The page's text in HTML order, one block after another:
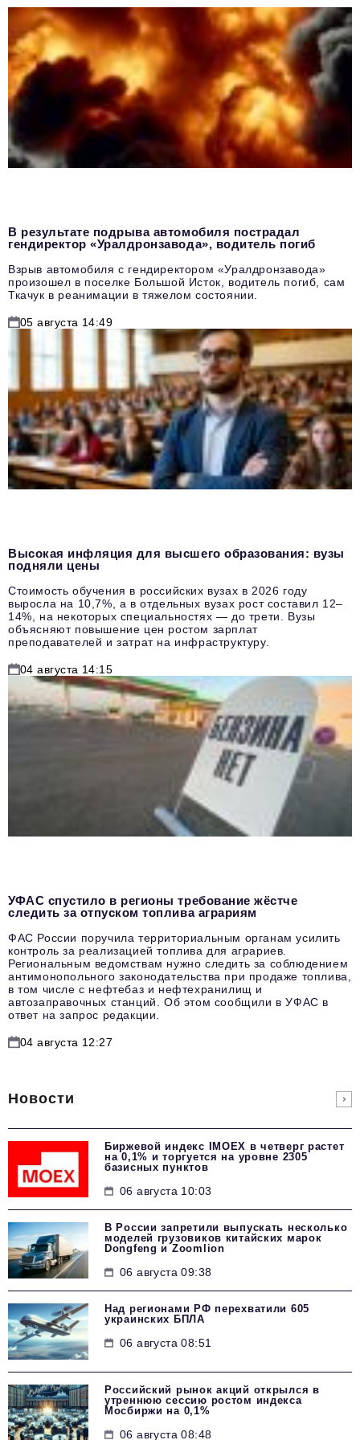
В результате подрыва автомобиля пострадал
гендиректор «Уралдронзавода», водитель погиб
Взрыв автомобиля с гендиректором «Уралдронзавода»
произошел в поселке Большой Исток, водитель погиб, сам
Ткачук в реанимации в тяжелом состоянии.
05 августа 14:49
Высокая инфляция для высшего образования: вузы
подняли цены
Стоимость обучения в российских вузах в 2026 году
выросла на 10,7%, а в отдельных вузах рост составил 12–
14%, на некоторых специальностях — до трети. Вузы
объясняют повышение цен ростом зарплат
преподавателей и затрат на инфраструктуру.
04 августа 14:15
УФАС спустило в регионы требование жёстче
следить за отпуском топлива аграриям
ФАС России поручила территориальным органам усилить
контроль за реализацией топлива для аграриев.
Региональным ведомствам нужно следить за соблюдением
антимонопольного законодательства при продаже топлива,
в том числе с нефтебаз и нефтехранилищ и
автозаправочных станций. Об этом сообщили в УФАС в
ответ на запрос редакции.
04 августа 12:27
Новости
Биржевой индекс IMOEX в четверг растет
на 0,1% и торгуется на уровне 2305
базисных пунктов
06 августа 10:03
В России запретили выпускать несколько
моделей грузовиков китайских марок
Dongfeng и Zoomlion
06 августа 09:38
Над регионами РФ перехватили 605
украинских БПЛА
06 августа 08:51
Российский рынок акций открылся в
утреннюю сессию ростом индекса
Мосбиржи на 0,1%
06 августа 08:48